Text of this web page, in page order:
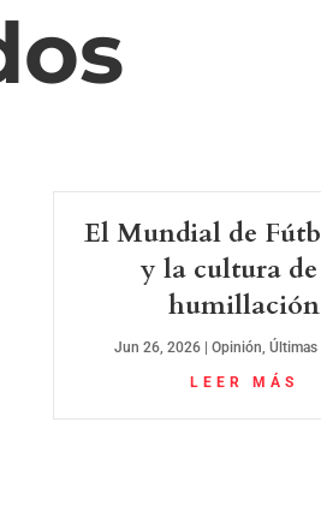
El Mundial de
y la cultura
humillación
Jun 26, 2026 |Opinión ,
LEER MÁS